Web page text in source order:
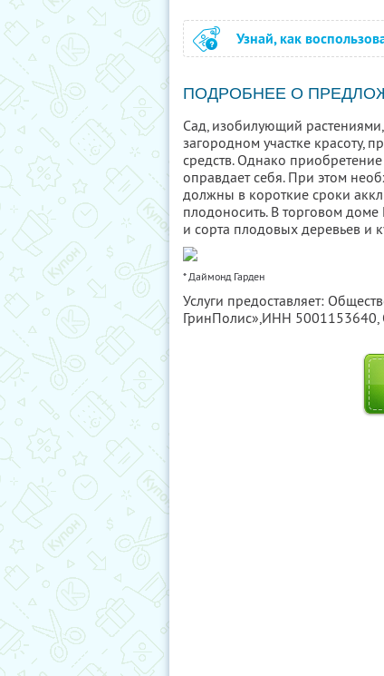
Узнай, как
ПОДРОБНЕЕ О
Сад, изобилующий
загородном участке красоту,
средств. Однако
оправдает себя. При этом
должны в короткие сроки
плодоносить. В торговом
и сорта плодовых деревьев и
* Даймонд Гарден
Услуги предоставляет:
ГринПолис»,ИНН 5001153640